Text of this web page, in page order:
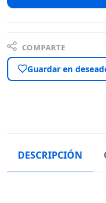
COMPARTE
Guardar en
DESCRIPCIÓN